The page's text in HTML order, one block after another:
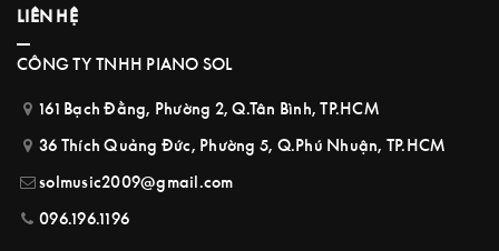
LIÊN HỆ
CÔNG TY TNHH PIANO SOL
161 Bạch Đằng, Phường 2, Q.Tân Bình, TP.HCM
36 Thích Quảng Đức, Phường 5, Q.Phú Nhuận, TP.HCM
solmusic2009@gmail.com
096.196.1196